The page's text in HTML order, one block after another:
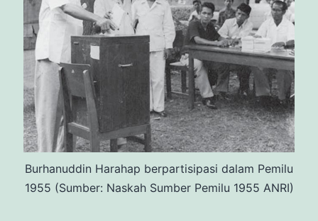
Burhanuddin Harahap berpartisipasi dalam Pemilu
1955 (Sumber: Naskah Sumber Pemilu 1955 ANRI)